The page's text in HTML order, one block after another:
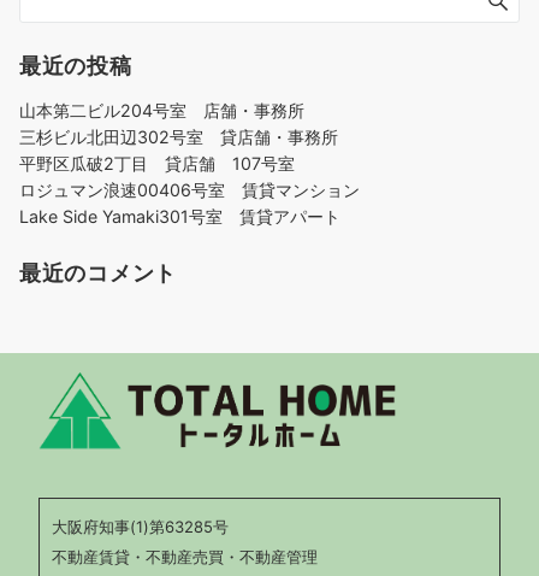
シ
ョ
最近の投稿
山本第二ビル204号室 店舗・事務所
三杉ビル北田辺302号室 貸店舗・事務所
平野区瓜破2丁目 貸店舗 107号室
ロジュマン浪速00406号室 賃貸マンション
Lake Side Yamaki301号室 賃貸アパート
最近のコメント
大阪府知事(1)第63285号
不動産賃貸・不動産売買・不動産管理